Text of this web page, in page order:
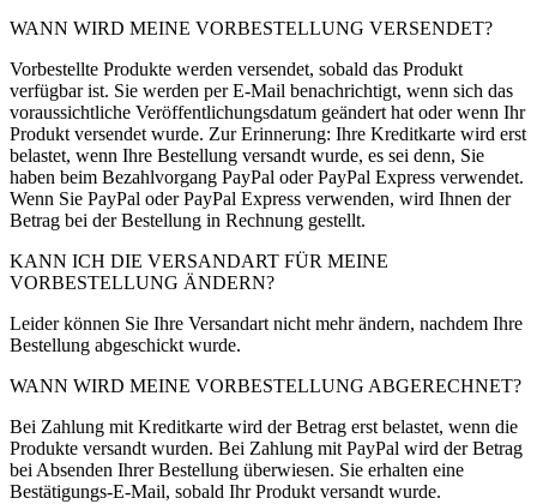
WANN WIRD MEINE VORBESTELLUNG VERSENDET?
Vorbestellte Produkte werden versendet, sobald das Produkt
verfügbar ist. Sie werden per E-Mail benachrichtigt, wenn sich das
voraussichtliche Veröffentlichungsdatum geändert hat oder wenn Ihr
Produkt versendet wurde. Zur Erinnerung: Ihre Kreditkarte wird erst
belastet, wenn Ihre Bestellung versandt wurde, es sei denn, Sie
haben beim Bezahlvorgang PayPal oder PayPal Express verwendet.
Wenn Sie PayPal oder PayPal Express verwenden, wird Ihnen der
Betrag bei der Bestellung in Rechnung gestellt.
KANN ICH DIE VERSANDART FÜR MEINE
VORBESTELLUNG ÄNDERN?
Leider können Sie Ihre Versandart nicht mehr ändern, nachdem Ihre
Bestellung abgeschickt wurde.
WANN WIRD MEINE VORBESTELLUNG ABGERECHNET?
Bei Zahlung mit Kreditkarte wird der Betrag erst belastet, wenn die
Produkte versandt wurden. Bei Zahlung mit PayPal wird der Betrag
bei Absenden Ihrer Bestellung überwiesen. Sie erhalten eine
Bestätigungs-E-Mail, sobald Ihr Produkt versandt wurde.